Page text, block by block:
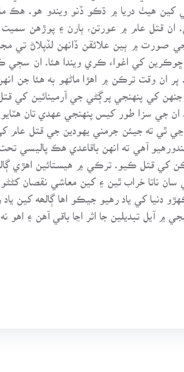
کين هيٺ دريا ۾ ڌڪو ڏنو ويندو هو. هڪ
قتل عام ۾ عورتن، ٻارن ۽ پوڙهن
جي صورت ۾ ٻين علائقن ڏانهن لڏپلاڻ
ڇوڪرين کي اغواء ڪري ويندا هئا. ان
پر ان وقت ترڪن ۾ اهڙا ماڻهو به هئا جن
کي پنهنجي پرڳڻي جي آرمينائين کي قتل
جي سزا طور کيس پنهنجي عهدي تان هٽايو
ٿي ته جيئن جرمني يهودين جي قتل عام
آهي ته انهن باقاعدي هڪ پاليسي
کي قتل ڪيو. ترڪي ۾ هيستائين اهڙي
سان ناتا خراب ٿين ۽ کين معاشي نقصان
دنيا کي ياد رهيو جيڪو اها ڳالھه کين ياد
۾ آيل تبديلين جا اثر اڃا باقي آهن ۽